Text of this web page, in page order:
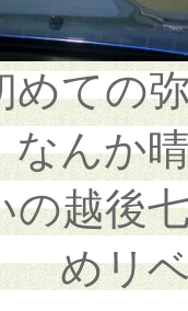
めての
なんか
の越後
めリ